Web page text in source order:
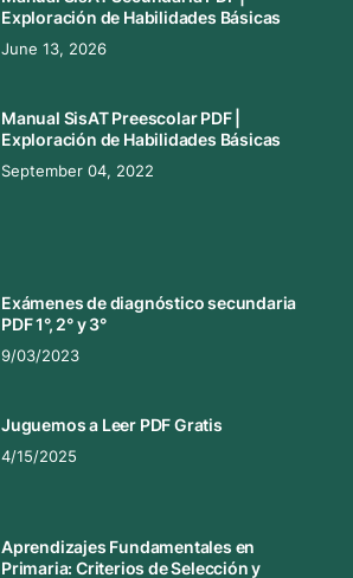
Exploración de Habilidades Básicas
June 13, 2026
Manual SisAT Preescolar PDF |
Exploración de Habilidades Básicas
September 04, 2022
Exámenes de diagnóstico secundaria
PDF 1°, 2° y 3°
9/03/2023
Juguemos a Leer PDF Gratis
4/15/2025
Aprendizajes Fundamentales en
Primaria: Criterios de Selección y